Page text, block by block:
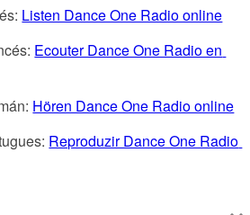
Listen Dance One Radio online
Ecouter Dance One Radio en
Hören Dance One Radio online
Reproduzir Dance One Radio